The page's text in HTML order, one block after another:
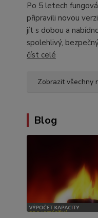
Po 5 letech
připravili novou
jít s dobou a
spolehlivý,
číst celé
Zobrazit všechny
Blog